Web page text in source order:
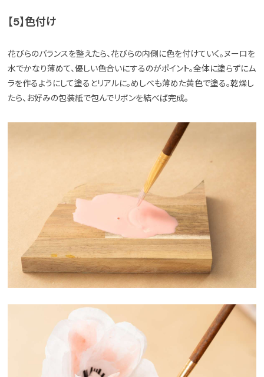
【5】色付け
花びらのバランスを整えたら、花びらの内側に色を付けていく。ヌーロを
水でかなり薄めて、優しい色合いにするのがポイント。全体に塗らずにム
ラを作るようにして塗るとリアルに。めしべも薄めた黄色で塗る。乾燥し
たら、お好みの包装紙で包んでリボンを結べば完成。